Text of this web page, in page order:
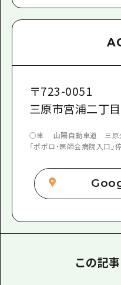
〒723-0051
三原市宮浦二丁目
○車 山陽自動車道 三原
「ポポロ・医師会病院入口」
この記